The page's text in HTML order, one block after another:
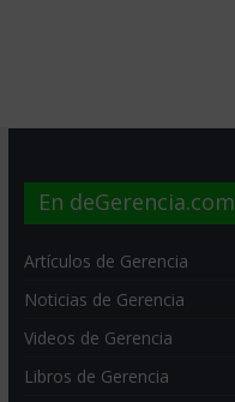
En deGerencia.com
Artículos de Gerencia
Noticias de Gerencia
Videos de Gerencia
Libros de Gerencia